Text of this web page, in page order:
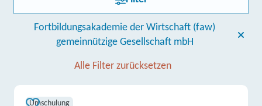
Fortbildungsakademie der Wirtschaft (faw)
gemeinnützige Gesellschaft mbH
Alle Filter zurücksetzen
Umschulung